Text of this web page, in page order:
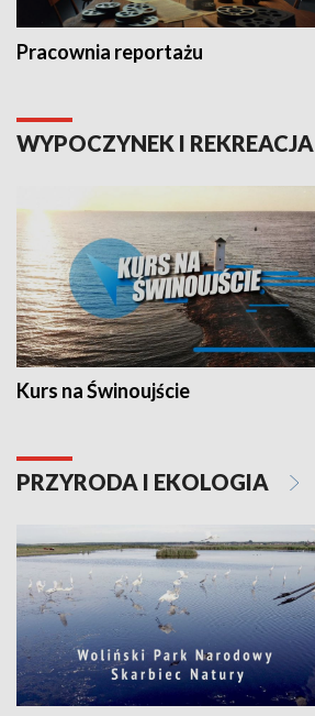
Pracownia reportażu
WYPOCZYNEK I REKREACJA
Kurs na Świnoujście
PRZYRODA I EKOLOGIA